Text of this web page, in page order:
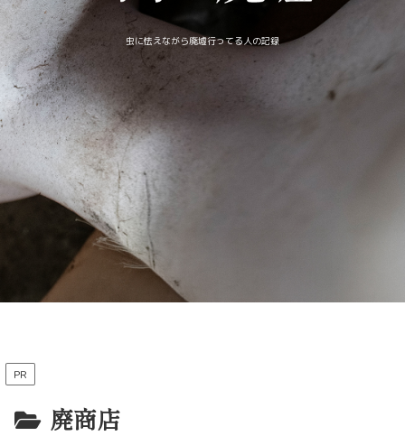
虫に怯えながら廃墟行ってる人の記録
PR
廃商店